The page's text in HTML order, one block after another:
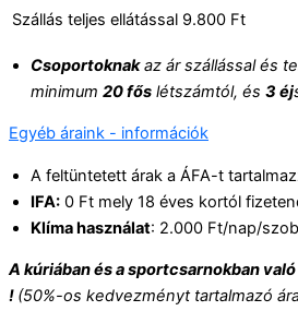
Szállás teljes ellátással 9.800 Ft
Csoportoknakaz ár szállással és
minimum 20 fős létszámtól, és 3 éj
Egyéb áraink - információk
A feltüntetett árak a ÁFA-t
IFA: 0 Ft mely 18 éves kortól
Klíma használat: 2.000 Ft/nap/
A kúriában és a sportcsarnokban
! (50%-os kedvezményt tartalmazó